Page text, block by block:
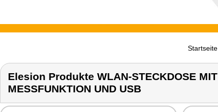
Startseite
Elesion Produkte WLAN-STECKDOSE
MESSFUNKTION UND USB